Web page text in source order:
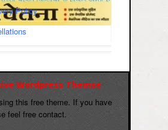
Policy
Wordpress Themse
this free theme. If you have
feel free contact.